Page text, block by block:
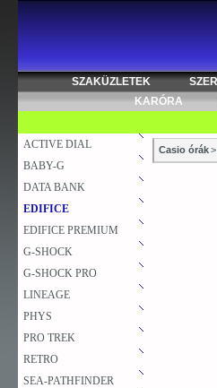
SZAKÜZLETEK
KARÓRA
ACTIVE DIAL
BABY-G
DATA BANK
EDIFICE
EDIFICE PREMIUM
G-SHOCK
G-SHOCK PRO
LINEAGE
PHYS
PRO TREK
RETRO
SEA-PATHFINDER
Casio órák>